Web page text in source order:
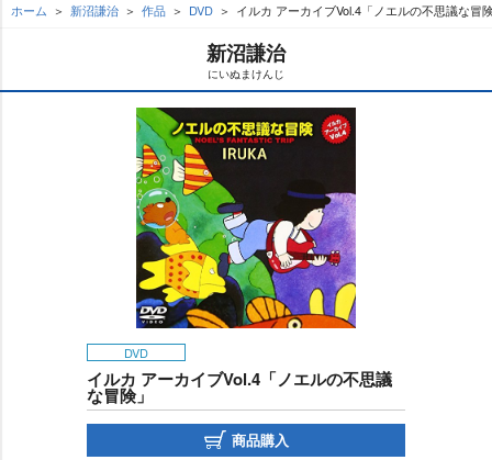
ホーム 新沼謙治 作品 DVD イルカ アーカイブVol.4「ノエルの不思議な冒
新沼謙治
にいぬまけんじ
DVD
イルカ アーカイブVol.4「ノエルの不思議
な冒険」
商品購入